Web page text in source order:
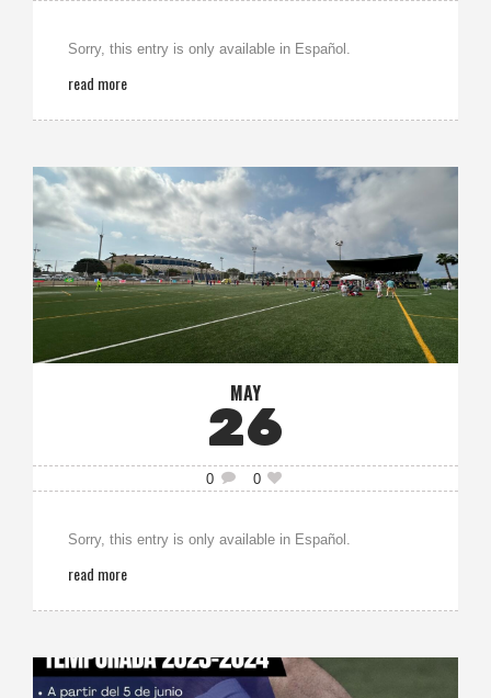
Sorry, this entry is only available in Español.
read more
MAY
26
0 0
Sorry, this entry is only available in Español.
read more